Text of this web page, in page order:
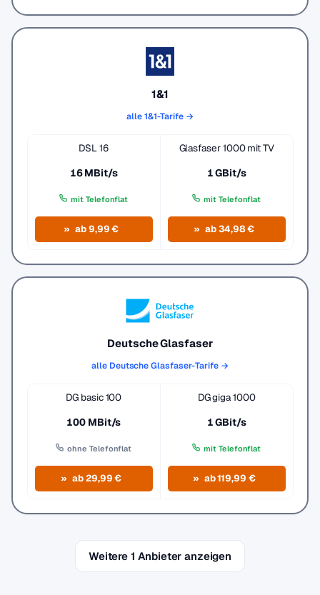
1&1
alle 1&1-Tarife →
DSL 16
16 MBit/s
mit Telefonflat
ab 9,99 €
Glasfaser 1000 mit TV
1 GBit/s
mit Telefonflat
ab 34,98 €
Deutsche Glasfaser
alle Deutsche Glasfaser-Tarife →
DG basic 100
100 MBit/s
ohne Telefonflat
ab 29,99 €
DG giga 1000
1 GBit/s
mit Telefonflat
ab 119,99 €
Weitere 1 Anbieter anzeigen